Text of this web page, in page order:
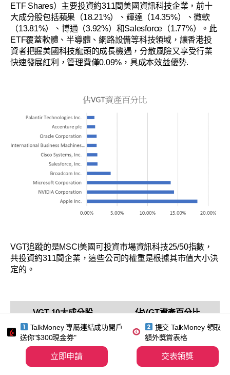
ETF Shares）主要投資約311間美國資訊科技企業，前十
大成分股包括蘋果（18.21%）、輝達（14.35%）、微軟
（13.81%）、博通（3.92%）和Salesforce（1.77%）。此
ETF覆蓋軟體、半導體、網路設備等科技領域，讓香港投
資者把握美國科技龍頭的成長機遇，分散風險又享受行業
快速發展紅利，管理費僅0.09%，具成本效益優勢.
VGT追蹤的是MSCI美國可投資市場資訊科技25/50指數，
共投資約311間企業，這些公司的權重是根據其市值大小決
定的。
VGT 10大成分股 佔VGT資產百分比
Apple Inc. 18.21%
NVIDIA Corporation 14.35%
Microsoft Corporation 13.81%
TalkMoney 專屬連結成功開戶
送你"$300現金券"
立即申請
提交 TalkMoney 領取
額外獎賞表格
交表領獎